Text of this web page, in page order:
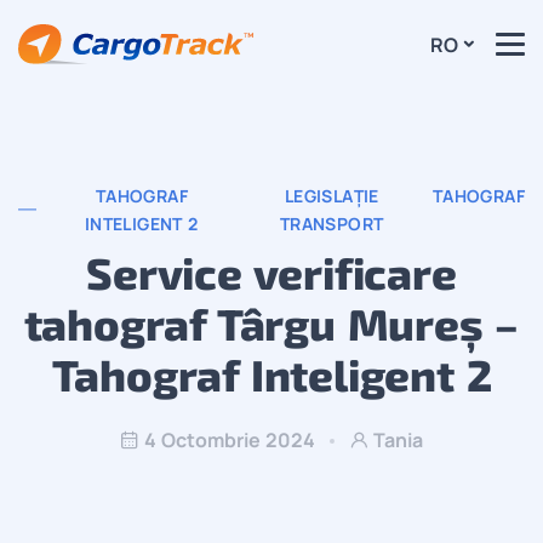
RO
TAHOGRAF
INTELIGENT 2
LEGISLAȚIE
TRANSPORT
TAHOGRAF
Service verificare
tahograf Târgu Mureș –
Tahograf Inteligent 2
4 Octombrie 2024 Tania